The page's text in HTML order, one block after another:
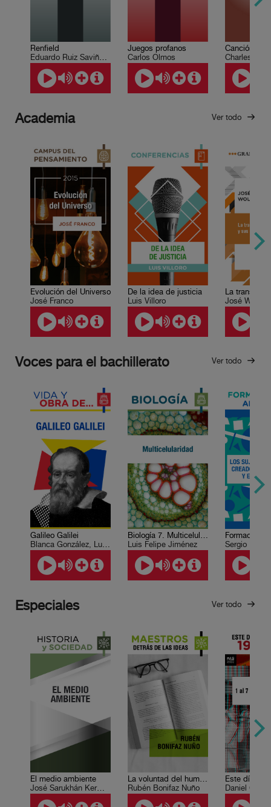
Renfield
Eduardo Ruiz Saviñón, Roberto Coria
Juegos profanos
Carlos Olmos
Canción de
Charles
Academia Ver todo
Evolución del Universo
José Franco
De la idea de justicia
Luis Villoro
José
Voces para el bachillerato Ver todo
Galileo Galilei
Blanca González, Luis Paniagua
Biología 7. Multicelularidad
Luis Felipe Jiménez
Especiales Ver todo
El medio ambiente
José Sarukhán Kermez
La voluntad del humanismo
Rubén Bonifaz Nuño
Daniel Cazés